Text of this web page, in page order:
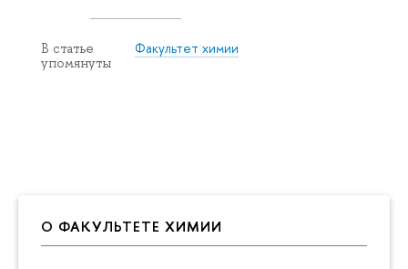
О ФАКУЛЬТЕТЕ ХИМИИ
В статье
упомянуты
Факультет химии